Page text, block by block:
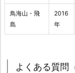
鳥海山・飛
島
2016
年
よくある質問